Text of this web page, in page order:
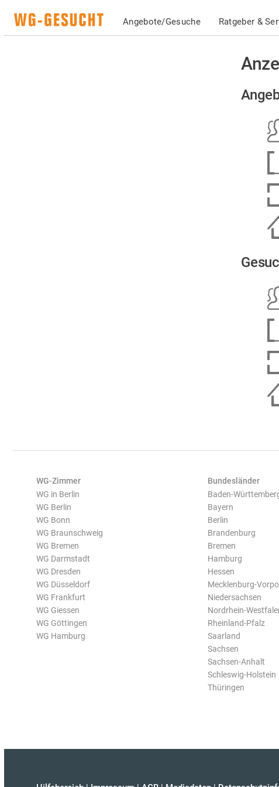
Angebote/Gesuche Ratgeber &
WG-Zimmer
WG in Berlin
WG Berlin
WG Bonn
WG Braunschweig
WG Bremen
WG Darmstadt
WG Dresden
WG Düsseldorf
WG Frankfurt
WG Giessen
WG Göttingen
WG Hamburg
Bundesländer
Baden-
Bayern
Berlin
Brandenburg
Bremen
Hamburg
Hessen
Mecklenburg-
Niedersachsen
Nordrhein-
Rheinland-Pfalz
Saarland
Sachsen
Sachsen-Anhalt
Schleswig-Holstein
Thüringen